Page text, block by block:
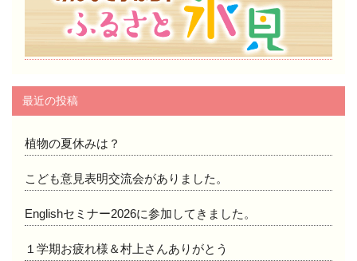
最近の投稿
植物の夏休みは？
こども意見表明交流会がありました。
Englishセミナー2026に参加してきました。
１学期お疲れ様＆村上さんありがとう